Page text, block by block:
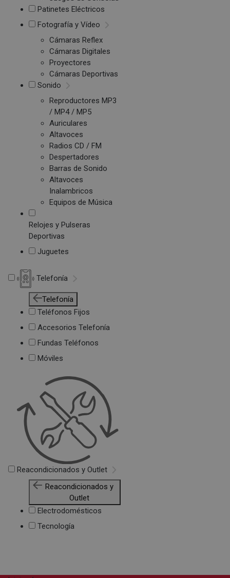
Patinetes Eléctricos
Fotografía y Vídeo
Cámaras Reflex
Cámaras Digitales
Proyectores
Cámaras Deportivas
Sonido
Reproductores MP3
/ MP4 / MP5
Auriculares
Altavoces
Radios CD / FM
Despertadores
Barras de Sonido
Altavoces
Inalambricos
Equipos de Música
Relojes y Pulseras
Deportivas
Juguetes
Telefonía
Telefonía
Teléfonos Fijos
Accesorios Telefonía
Fundas Teléfonos
Móviles
Reacondicionados y Outlet
Reacondicionados y
Outlet
Electrodomésticos
Tecnología